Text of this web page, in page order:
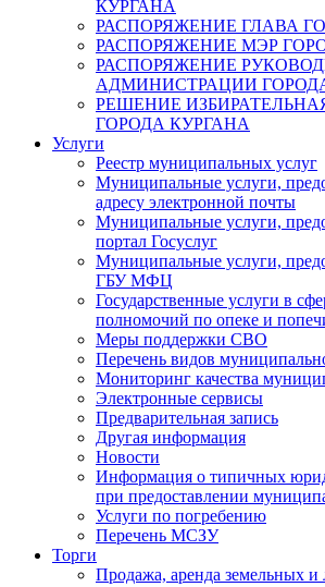
КУРГАНА
РАСПОРЯЖЕНИЕ ГЛАВА
РАСПОРЯЖЕНИЕ МЭР
РАСПОРЯЖЕНИЕ
АДМИНИСТРАЦИИ
РЕШЕНИЕ
ГОРОДА КУРГАНА
Услуги
Реестр муниципальных услуг
Муниципальные услуги,
адресу электронной почты
Муниципальные услуги,
портал Госуслуг
Муниципальные услуги,
ГБУ МФЦ
Государственные услуги в
полномочий по опеке и
Меры поддержки СВО
Перечень видов
Мониторинг качества
Электронные сервисы
Предварительная запись
Другая информация
Новости
Информация о типичных
при предоставлении
Услуги по погребению
Перечень МСЗУ
Торги
Продажа, аренда земельных и